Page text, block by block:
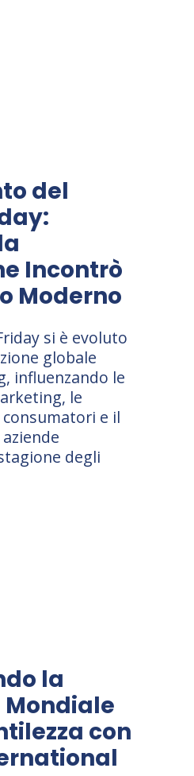
del
Incontrò
Moderno
si è evoluto
globale
influenzando le
le
e il
degli
la
con